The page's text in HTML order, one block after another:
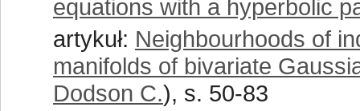
equations with a hyperbolic
artykuł: Neighbourhoods of
manifolds of bivariate
Dodson C.), s. 50-83